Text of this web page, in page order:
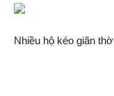
Nhiều hộ kéo giãn